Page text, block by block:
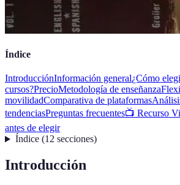
Índice
IntroducciónInformación general¿Cómo
cursos?PrecioMetodología de enseñanza
movilidadComparativa de plataformas
tendenciasPreguntas frecuentes📺 Recurso
antes de elegir
Índice(12 secciones)
Introducción